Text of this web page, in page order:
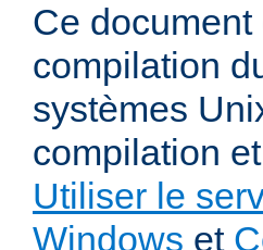
Ce
compilation
systèmes
compilation
Utiliser le
Windows et